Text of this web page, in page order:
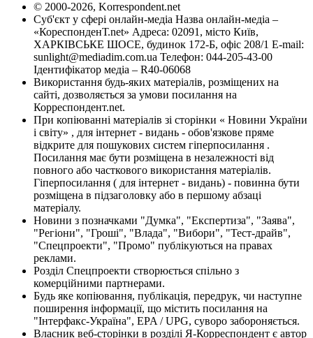
© 2000-2026, Korrespondent.net
Суб'єкт у сфері онлайн-медіа Назва онлайн-медіа –
«КореспонденТ.net» Адреса: 02091, місто Київ,
ХАРКІВСЬКЕ ШОСЕ, будинок 172-Б, офіс 208/1 E-mail:
sunlight@mediadim.com.ua Телефон: 044-205-43-00
Ідентифікатор медіа – R40-06068
Використання будь-яких матеріалів, розміщених на
сайті, дозволяється за умови посилання на
Корреспондент.net.
При копіюванні матеріалів зі сторінки « Новини України
і світу» , для інтернет - видань - обов'язкове пряме
відкрите для пошукових систем гіперпосилання .
Посилання має бути розміщена в незалежності від
повного або часткового використання матеріалів.
Гіперпосилання ( для інтернет - видань) - повинна бути
розміщена в підзаголовку або в першому абзаці
матеріалу.
Новини з позначками "Думка", "Експертиза", "Заява",
"Регіони", "Гроші", "Влада", "Вибори", "Тест-драйв",
"Спецпроекти", "Промо" публікуються на правах
реклами.
Розділ Спецпроекти створюється спільно з
комерційними партнерами.
Будь яке копіювання, публікація, передрук, чи наступне
поширення інформації, що містить посилання на
"Інтерфакс-Україна", EPA / UPG, суворо забороняється.
Власник веб-сторінки в розділі Я-Корреспондент є автор